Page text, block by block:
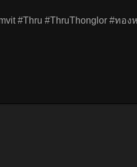
#Thru #ThruThonglor #ทอง